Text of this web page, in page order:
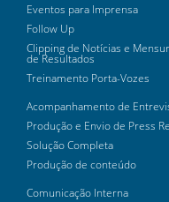
Eventos para Imprensa
Follow Up
Clipping de Notícias e
de Resultados
Treinamento Porta-Vozes
Acompanhamento de
Produção e Envio de Press
Solução Completa
Produção de conteúdo
Comunicação Interna